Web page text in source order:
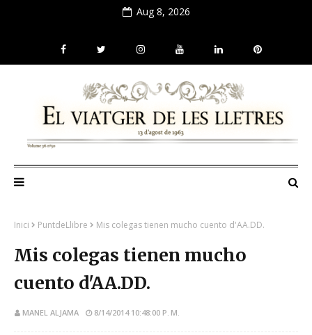
Aug 8, 2026
Inici PuntdeLlibre Mis colegas tienen mucho cuento d'AA.DD.
Mis colegas tienen mucho
cuento d'AA.DD.
MANEL ALJAMA 8/14/2014 10:48:00 P. M.